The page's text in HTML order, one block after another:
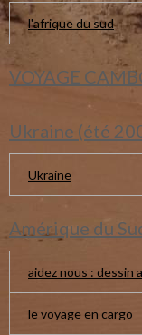
l'afrique du sud
VOYAGE
Ukraine (été
Ukraine
Amérique du
aidez nous : dessin
le voyage en cargo